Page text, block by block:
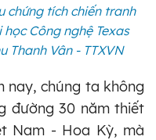
chứng tích chiến tranh
Công nghệ Texas
Thanh Vân - TTXVN
nay, chúng ta không
đường 30 năm thiết
Nam - Hoa Kỳ, mà